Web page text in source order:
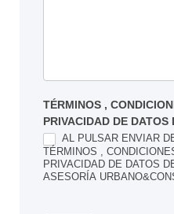
TÉRMINOS ,
PRIVACIDAD DE DATOS
AL PULSAR ENVIAR
TÉRMINOS ,
PRIVACIDAD DE DATOS
ASESORÍA